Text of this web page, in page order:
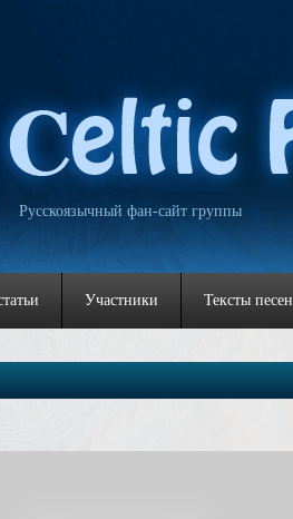
Русскоязычный фан-сайт группы
Участники Тексты песен